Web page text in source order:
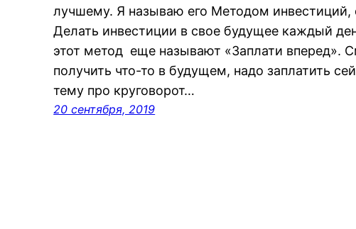
лучшему. Я называю его Методом инвестиций,
Делать инвестиции в свое будущее каждый
этот метод еще называют «Заплати вперед».
получить что-то в будущем, надо заплатить
тему про круговорот…
20 сентября, 2019